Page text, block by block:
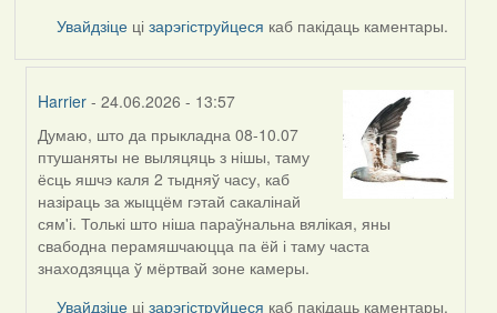
Увайдзіце цізарэгіструйцеся каб пакідаць каментары.
Harrier - 24.06.2026 - 13:57
In
reply
to
by
nasta
Думаю, што да прыкладна 08-10.07
птушаняты не выляцяць з нішы, таму
ёсць яшчэ каля 2 тыдняў часу, каб
назіраць за жыццём гэтай сакалінай
сям'і. Толькі што ніша параўнальна вялікая, яны
свабодна перамяшчаюцца па ёй і таму часта
знаходзяцца ў мёртвай зоне камеры.
Увайдзіце цізарэгіструйцеся каб пакідаць каментары.